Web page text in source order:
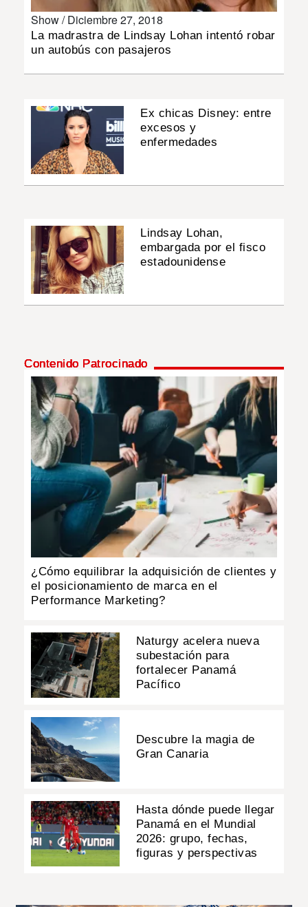
Show /Diciembre 27, 2018
La madrastra de Lindsay Lohan intentó robar
un autobús con pasajeros
Ex chicas Disney: entre
excesos y
enfermedades
Lindsay Lohan,
embargada por el fisco
estadounidense
Contenido Patrocinado
¿Cómo equilibrar la adquisición de clientes y
el posicionamiento de marca en el
Performance Marketing?
Naturgy acelera nueva
subestación para
fortalecer Panamá
Pacífico
Descubre la magia de
Gran Canaria
Hasta dónde puede llegar
Panamá en el Mundial
2026: grupo, fechas,
figuras y perspectivas